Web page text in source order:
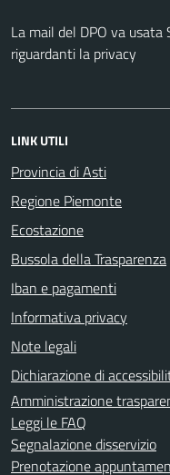
La mail del DPO va usata
riguardanti la privacy
LINK UTILI
Provincia di Asti
Regione Piemonte
Ecostazione
Bussola della Trasparenza
Iban e pagamenti
Informativa privacy
Note legali
Dichiarazione di
Amministrazione
Leggi le FAQ
Segnalazione disservizio
Prenotazione